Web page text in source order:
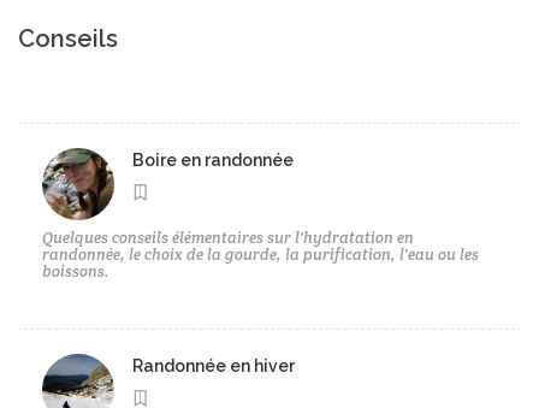
Conseils
Boire en randonnée
Quelques conseils élémentaires sur l'hydratation en
randonnée, le choix de la gourde, la purification, l'eau ou les
boissons.
Randonnée en hiver